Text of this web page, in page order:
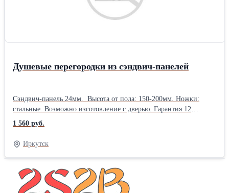
Душевые перегородки из сэндвич-панелей
Сэндвич-панель 24мм. Высота от пола: 150-200мм. Ножки:
стальные. Возможно изготовление с дверью. Гарантия 12
месяцев.Производитель: Собственное производство
1 560 руб.
Иркутск